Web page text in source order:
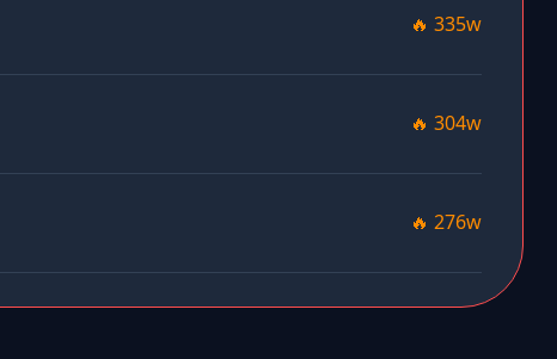
🔥 335w
🔥 304w
🔥 276w